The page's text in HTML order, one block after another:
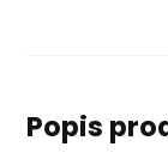
Popis